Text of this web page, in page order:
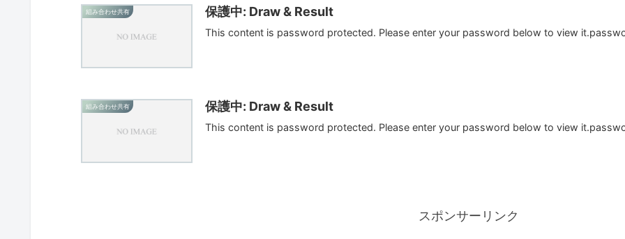
組み合わせ共有 保護中: Draw & Result
This content is password protected. Please enter your password below to view
組み合わせ共有 保護中: Draw & Result
This content is password protected. Please enter your password below to view
スポンサーリンク